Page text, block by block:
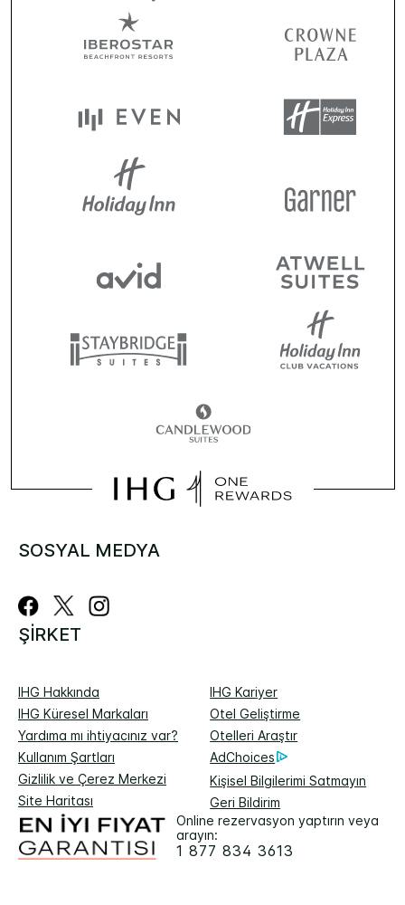
SOSYAL MEDYA
ŞIRKET
IHG Hakkında
IHG Kariyer
IHG Küresel Markaları
Otel Geliştirme
Yardıma mı ihtiyacınız var?
Otelleri Araştır
Kullanım Şartları
AdChoices
Gizlilik ve Çerez Merkezi
Kişisel Bilgilerimi Satmayın
Site Haritası
Geri Bildirim
Online rezervasyon yaptırın veya
arayın:
1 877 834 3613